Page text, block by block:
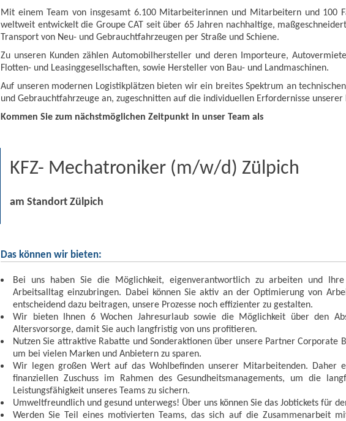
Mit einem Team von insgesamt 6.100 Mitarbeiterinnen und Mitarbeitern und 100
weltweit entwickelt die Groupe CAT seit über 65 Jahren nachhaltige,
Transport von Neu- und Gebrauchtfahrzeugen per Straße und Schiene.
Zu unseren Kunden zählen Automobilhersteller und deren Importeure,
Flotten- und Leasinggesellschaften, sowie Hersteller von Bau- und Landmaschinen.
Auf unseren modernen Logistikplätzen bieten wir ein breites Spektrum an
und Gebrauchtfahrzeuge an, zugeschnitten auf die individuellen Erfordernisse unserer
Kommen Sie zum nächstmöglichen Zeitpunkt in unser Team als
KFZ- Mechatroniker (m/w/d) Zülpich
am Standort Zülpich
Das können wir bieten:
Bei uns haben Sie die Möglichkeit, eigenverantwortlich zu arbeiten und
Arbeitsalltag einzubringen. Dabei können Sie aktiv an der Optimierung von
entscheidend dazu beitragen, unsere Prozesse noch effizienter zu gestalten.
Wir bieten Ihnen 6 Wochen Jahresurlaub sowie die Möglichkeit über den
Altersvorsorge, damit Sie auch langfristig von uns profitieren.
Nutzen Sie attraktive Rabatte und Sonderaktionen über unsere Partner Corporate
um bei vielen Marken und Anbietern zu sparen.
Wir legen großen Wert auf das Wohlbefinden unserer Mitarbeitenden. Daher
finanziellen Zuschuss im Rahmen des Gesundheitsmanagements, um die
Leistungsfähigkeit unseres Teams zu sichern.
Umweltfreundlich und gesund unterwegs! Über uns können Sie das Jobtickets für
Werden Sie Teil eines motivierten Teams, das sich auf die Zusammenarbeit